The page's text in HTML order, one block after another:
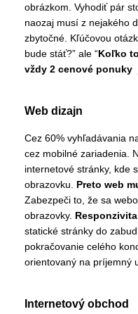
obrázkom. Vyhodiť pár
naozaj musí z nejakého
zbytočné. Kľúčovou
bude stáť?” ale “Koľko
vždy 2 cenové ponuky
Web dizajn
Cez 60% vyhľadávania
cez mobilné zariadenia.
internetové stránky, kde
obrazovku. Preto web
Zabezpeči to, že sa
obrazovky.
statické stránky do
pokračovanie celého
orientovaný na príjemný
Internetový obchod